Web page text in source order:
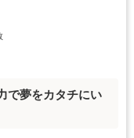
で夢をカタチにい